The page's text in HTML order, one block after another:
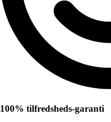
100% tilfredsheds-garanti